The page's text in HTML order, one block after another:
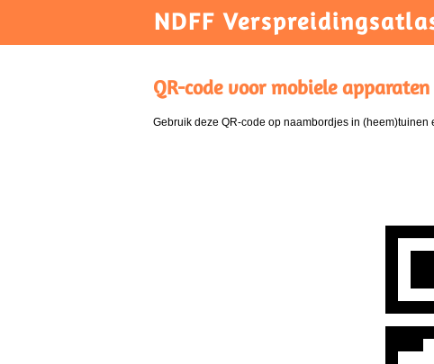
NDFF
QR-code voor mobiele apparaten
Gebruik deze QR-code op naambordjes in